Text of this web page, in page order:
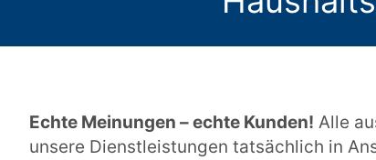
Echte Meinungen – echte Kunden! Alle
unsere Dienstleistungen tatsächlich in